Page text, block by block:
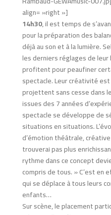
align= »right »]
14h30, il est temps de
pour la préparation des
déjà au son et à la lumière.
les derniers réglages de
profitent pour peaufiner
spectacle. Leur créativité
projettent sans cesse dans
issues des 7 années
spectacle se développe de
situations en situations.
d’émotion théâtrale,
trouverai pas plus
rythme dans ce concept
compris de tous. » C’est en
qui se déplace à tous leurs
enfants…
Sur scène, le placement